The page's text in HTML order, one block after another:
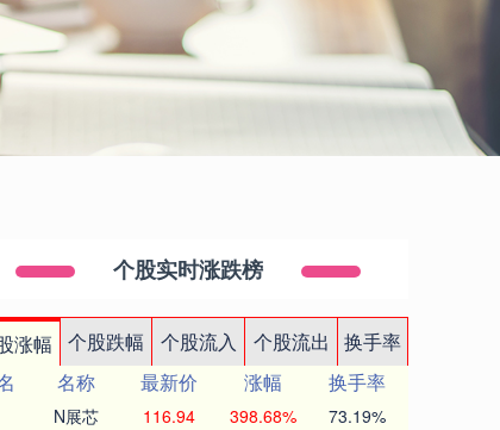
个股实时涨跌榜
涨幅 个股跌幅 个股流入 个股流出
换手率
名称 最新价 涨幅
换手率
N展芯 116.94 398.68% 73.19%